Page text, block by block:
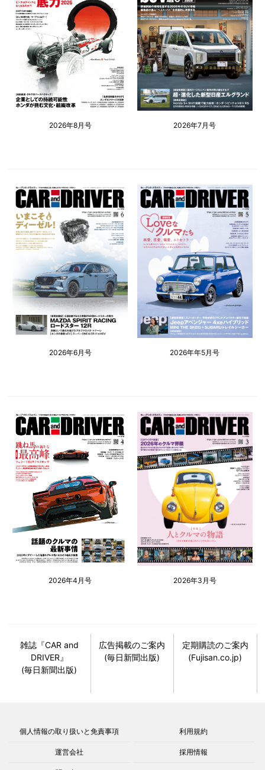
2026年8月号 2026年7月号
2026年6月号 2026年年5月号
2026年4月号 2026年3月号
雑誌『CAR and
DRIVER』
(毎日新聞出版)
広告掲載のご案内
(毎日新聞出版)
定期購読のご案内
(Fujisan.co.jp)
個人情報の取り扱いと免責事項 利用規約
運営会社 採用情報